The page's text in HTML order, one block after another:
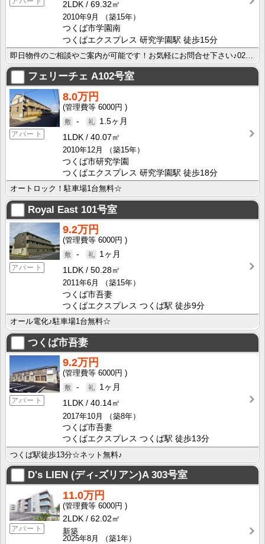
2LDK
69.32㎡
2010年9月
（築15年）
つくば市学園南
つくばエクスプレス 研究学園駅 徒歩15分
フェリーチェ A102号室
アパート
8.0万円
6000円
-
1.5ヶ月
1LDK
40.07㎡
2010年12月
（築15年）
つくば市研究学園
つくばエクスプレス 研究学園駅 徒歩18分
オートロック！駐車場1台無料☆
Royal East 101号室
アパート
9.2万円
6000円
-
1ヶ月
1LDK
50.28㎡
2011年6月
（築15年）
つくば市吾妻
つくばエクスプレス つくば駅 徒歩9分
オール電化♪駐車場1台無料☆
つくば市吾妻
アパート
9.2万円
6000円
-
1ヶ月
1LDK
40.14㎡
2017年10月
（築8年）
つくば市吾妻
つくばエクスプレス つくば駅 徒歩13分
つくば駅徒歩13分☆ネット無料♪
D's LIEN (ディ-ズリアン)A303号室
アパート
11.0万円
6000円
2LDK
62.02㎡
新築
2025年8月
（築1年）